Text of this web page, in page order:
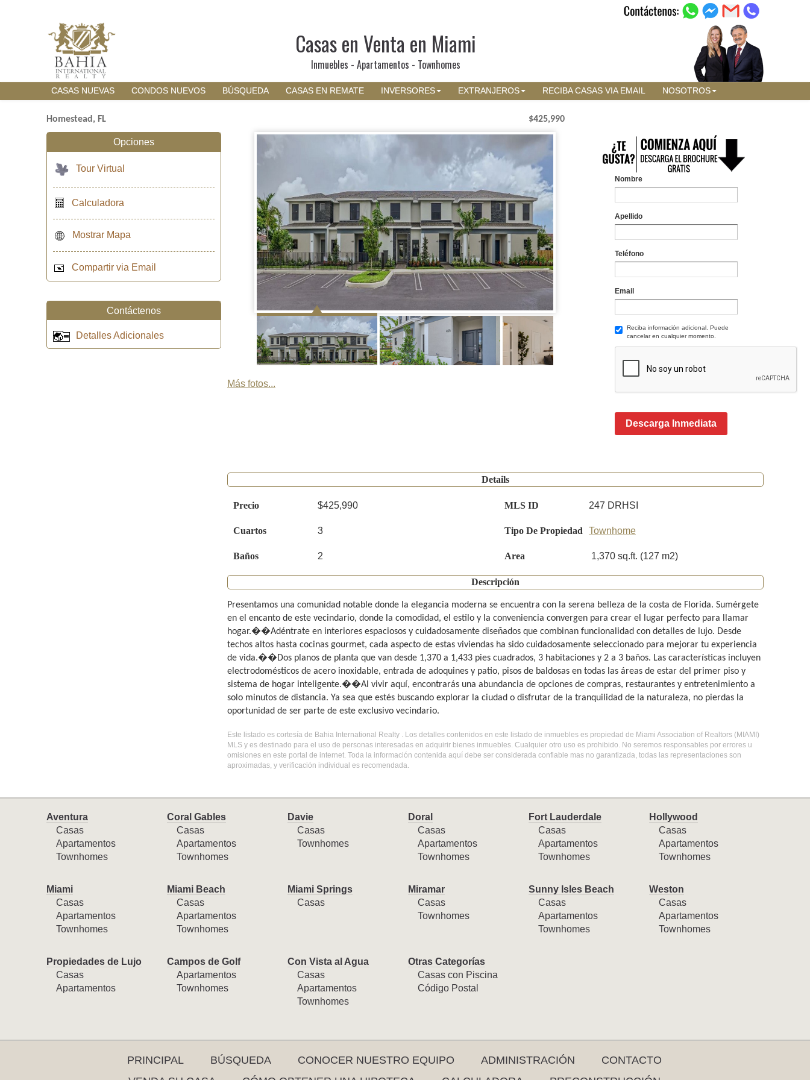
Casas en Venta en Miami
Inmuebles - Apartamentos - Townhomes
CASAS NUEVAS CONDOS NUEVOS BÚSQUEDA CASAS EN REMATE INVERSORES EXTRANJEROS RECIBA CASAS VIA EMAIL NOSOTROS
Homestead, FL $425,990
Más fotos...
Nombre
Apellido
Teléfono
Email
Reciba información adicional. Puede
cancelar en cualquier momento.
Descarga Inmediata
Details
Precio $425,990 MLS ID 247 DRHSI
Cuartos 3 Tipo De Propiedad Townhome
Baños 2 Area 1,370 sq.ft. (127 m2)
Descripción
Presentamos una comunidad notable donde la elegancia moderna se encuentra con la serena belleza de la costa de Florida. Sumérgete
en el encanto de este vecindario, donde la comodidad, el estilo y la conveniencia convergen para crear el lugar perfecto para llamar
hogar.��Adéntrate en interiores espaciosos y cuidadosamente diseñados que combinan funcionalidad con detalles de lujo. Desde
techos altos hasta cocinas gourmet, cada aspecto de estas viviendas ha sido cuidadosamente seleccionado para mejorar tu experiencia
de vida.��Dos planos de planta que van desde 1,370 a 1,433 pies cuadrados, 3 habitaciones y 2 a 3 baños. Las características incluyen
electrodomésticos de acero inoxidable, entrada de adoquines y patio, pisos de baldosas en todas las áreas de estar del primer piso y
sistema de hogar inteligente.��Al vivir aquí, encontrarás una abundancia de opciones de compras, restaurantes y entretenimiento a
solo minutos de distancia. Ya sea que estés buscando explorar la ciudad o disfrutar de la tranquilidad de la naturaleza, no pierdas la
oportunidad de ser parte de este exclusivo vecindario.
Este listado es cortesía de Bahia International Realty . Los detalles contenidos en este listado de inmuebles es propiedad de Miami Association of Realtors (MIAMI)
MLS y es destinado para el uso de personas interesadas en adquirir bienes inmuebles. Cualquier otro uso es prohibido. No seremos responsables por errores u
omisiones en este portal de internet. Toda la información contenida aquí debe ser considerada confiable mas no garantizada, todas las representaciones son
aproximadas, y verificación individual es recomendada.
Opciones
Tour Virtual
Calculadora
Mostrar Mapa
Compartir via Email
Contáctenos
Detalles Adicionales
Aventura
Casas
Apartamentos
Townhomes
Coral Gables
Casas
Apartamentos
Townhomes
Davie
Casas
Townhomes
Doral
Casas
Apartamentos
Townhomes
Fort Lauderdale
Casas
Apartamentos
Townhomes
Hollywood
Casas
Apartamentos
Townhomes
Miami
Casas
Apartamentos
Townhomes
Miami Beach
Casas
Apartamentos
Townhomes
Miami Springs
Casas
Miramar
Casas
Townhomes
Sunny Isles Beach
Casas
Apartamentos
Townhomes
Weston
Casas
Apartamentos
Townhomes
Propiedades de Lujo
Casas
Apartamentos
Campos de Golf
Apartamentos
Townhomes
Con Vista al Agua
Casas
Apartamentos
Townhomes
Otras Categorías
Casas con Piscina
Código Postal
PRINCIPAL BÚSQUEDA CONOCER NUESTRO EQUIPO ADMINISTRACIÓN
CONTACTO